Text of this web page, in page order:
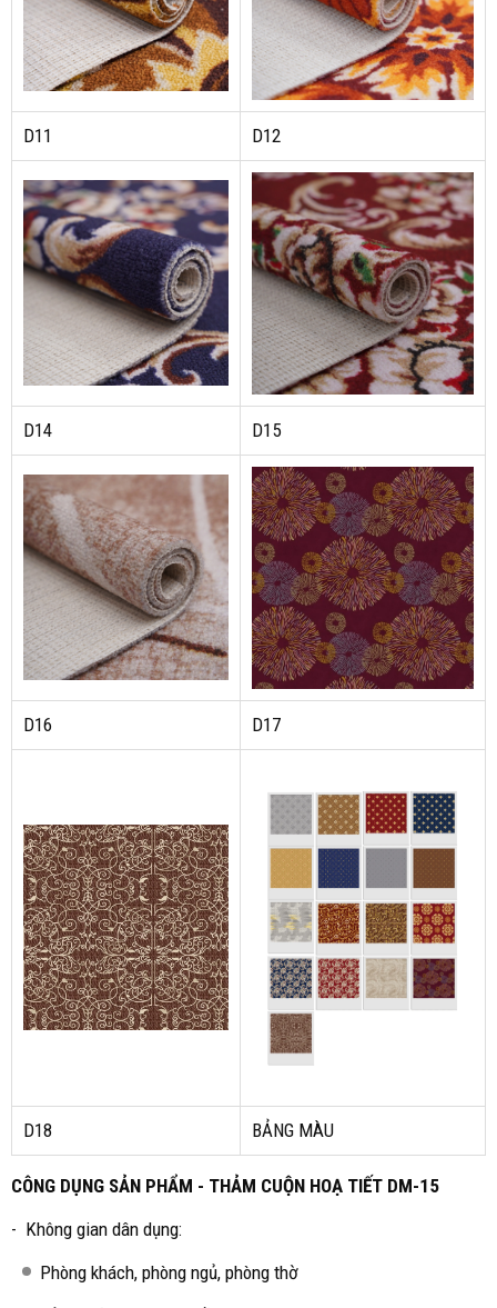
D11 D12
D14 D15
D16 D17
D18 BẢNG MÀU
CÔNG DỤNG SẢN PHẨM - THẢM CUỘN HOẠ TIẾT DM-15
- Không gian dân dụng:
Phòng khách, phòng ngủ, phòng thờ